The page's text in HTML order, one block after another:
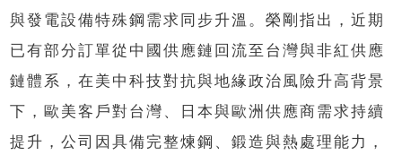
與發電設備特殊鋼需求同步升溫。榮剛指出，近期
已有部分訂單從中國供應鏈回流至台灣與非紅供應
鏈體系，在美中科技對抗與地緣政治風險升高背景
下，歐美客戶對台灣、日本與歐洲供應商需求持續
提升，公司因具備完整煉鋼、鍛造與熱處理能力，